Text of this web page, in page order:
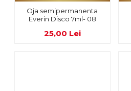
Oja semipermanenta
Everin Disco 7ml- 08
25,00 Lei